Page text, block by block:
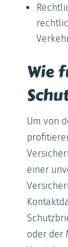
Wie
Um von
einer
oder der